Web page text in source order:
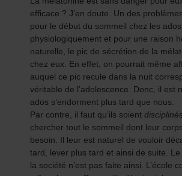
efficace ? J’en doute. Un des
pour le début du sommeil chez les
physiologiquement et pour une raison
naturelle, le pic de sécrétion de la
chez eux. En effet, on pourrait même
auquel ce pic recule dans la nuit
véritable de l’adolescence. Donc, il est
ados s’endorment plus tard que nous.
Par contre, il faut qu’ils soient
chercher tout le sommeil dont leur
besoin. Il leur est naturel de vouloir
tard, lever plus tard et ainsi de suite.
la société n’est pas faite ainsi. L’école